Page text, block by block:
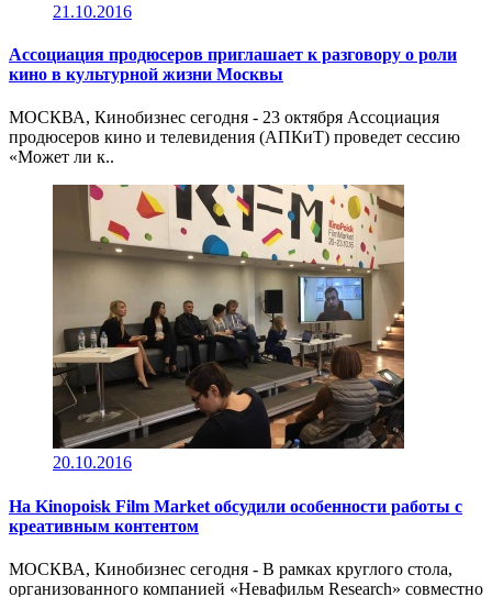
21.10.2016
Ассоциация продюсеров приглашает к разговору о роли
кино в культурной жизни Москвы
МОСКВА, Кинобизнес сегодня - 23 октября Ассоциация
продюсеров кино и телевидения (АПКиТ) проведет сессию
«Может ли к..
20.10.2016
На Kinopoisk Film Market обсудили особенности работы с
креативным контентом
МОСКВА, Кинобизнес сегодня - В рамках круглого стола,
организованного компанией «Невафильм Research» совместно